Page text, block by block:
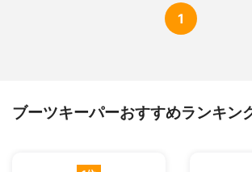
1
ブーツキーパーおすすめランキン